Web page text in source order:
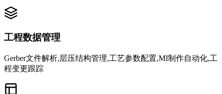
工程数据管理
Gerber文件解析,层压结构管理,工艺参数配置,MI制作自动化,工
程变更跟踪